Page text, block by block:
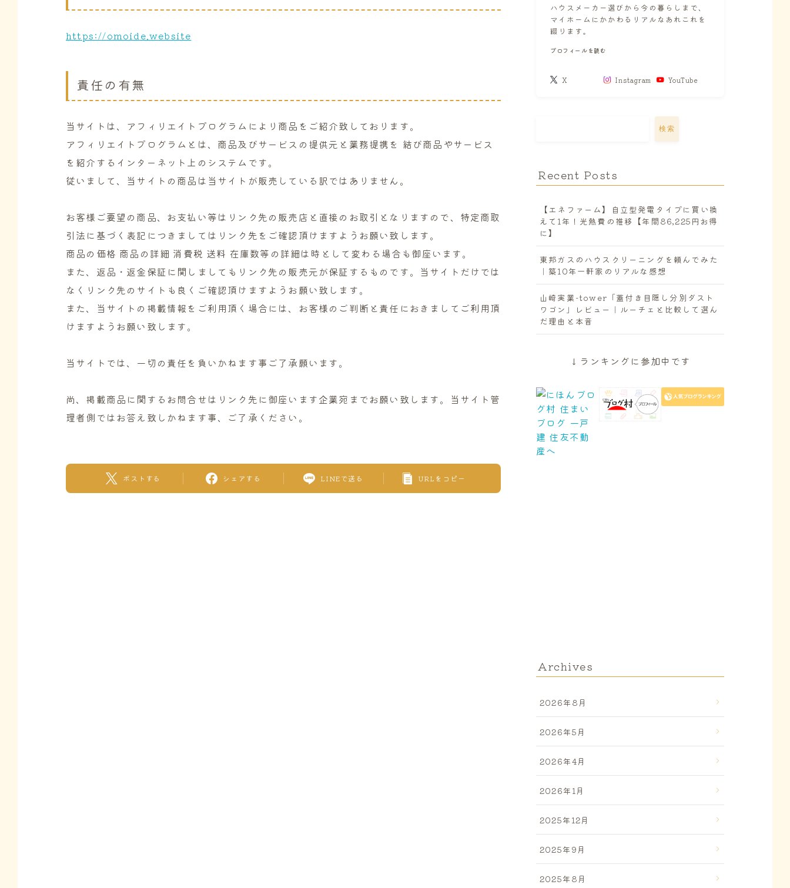
https://omoide.website
責任の有無
当サイトは、アフィリエイトプログラムにより商品をご紹介致しております。
アフィリエイトプログラムとは、商品及びサービスの提供元と業務提携を 結び商品やサービス
を紹介するインターネット上のシステムです。
従いまして、当サイトの商品は当サイトが販売している訳ではありません。
お客様ご要望の商品、お支払い等はリンク先の販売店と直接のお取引となりますので、特定商取
引法に基づく表記につきましてはリンク先をご確認頂けますようお願い致します。
商品の価格 商品の詳細 消費税 送料 在庫数等の詳細は時として変わる場合も御座います。
また、返品・返金保証に関しましてもリンク先の販売元が保証するものです。当サイトだけでは
なくリンク先のサイトも良くご確認頂けますようお願い致します。
また、当サイトの掲載情報をご利用頂く場合には、お客様のご判断と責任におきましてご利用頂
けますようお願い致します。
当サイトでは、一切の責任を負いかねます事ご了承願います。
尚、掲載商品に関するお問合せはリンク先に御座います企業宛までお願い致します。当サイト管
理者側ではお答え致しかねます事、ご了承ください。
ポストする シェアする LINEで送る URLをコピー
ハウスメーカー選びから今の暮らしまで、
マイホームにかかわるリアルなあれこれを
綴ります。
プロフィールを読む
X Instagram YouTube
検索
Recent Posts
【エネファーム】自立型発電タイプに買い換
えて1年！光熱費の推移【年間86,225円お得
に】
東邦ガスのハウスクリーニングを頼んでみた
｜築10年一軒家のリアルな感想
山崎実業-tower「蓋付き目隠し分別ダスト
ワゴン」レビュー｜ルーチェと比較して選ん
だ理由と本音
↓ランキングに参加中です
Archives
2026年8月
2026年5月
2026年4月
2026年1月
2025年12月
2025年9月
2025年8月